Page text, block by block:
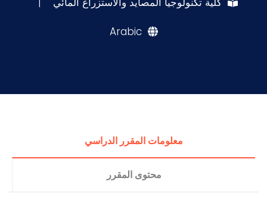
Arabic
معلومات المقرر الدراسي
محتوى المقرر